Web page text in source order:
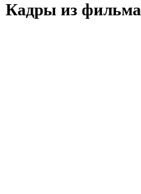
Кадры из фильмa